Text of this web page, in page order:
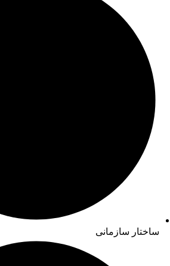
ساختار سازمانی